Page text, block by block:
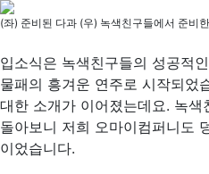
(좌) 준비된 다과 (우) 녹색친구들에서 준비
입소식은 녹색친구들의 성공적
물패의 흥겨운 연주로 시작되었
대한 소개가 이어졌는데요. 녹
돌아보니 저희 오마이컴퍼니도
이었습니다.